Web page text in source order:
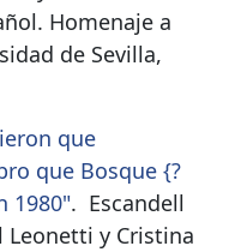
Homenaje a
de Sevilla,
que
que Bosque {?
1980". Escandell
Leonetti y Cristina